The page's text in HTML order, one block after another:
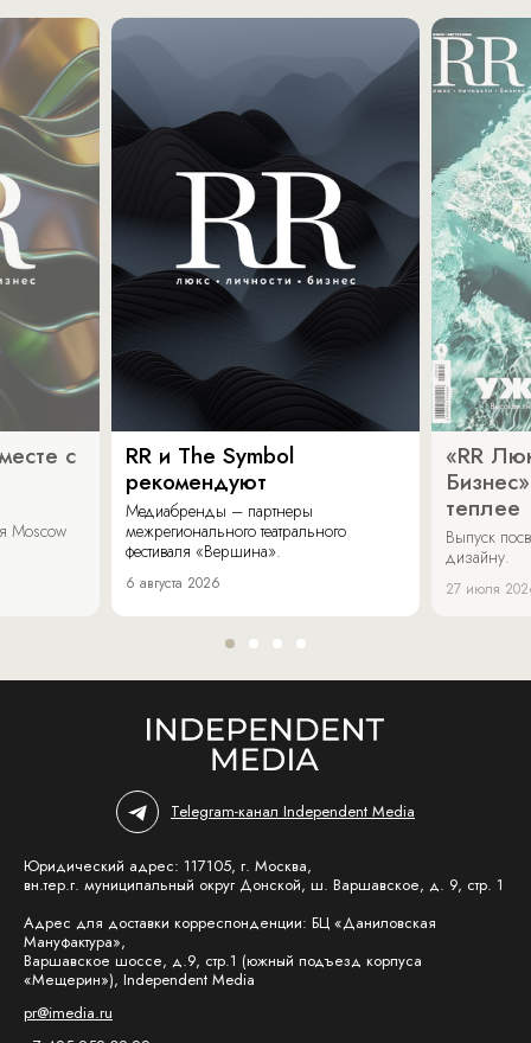
с
Moscow
RR и The Symbol
рекомендуют
Медиабренды – партнеры
межрегионального театрального
фестиваля «Вершина».
6 августа 2026
«RR
теплее
Выпуск
дизайну.
27 июля
Telegram-канал Independent Media
Юридический адрес: 117105, г. Москва,
вн.тер.г. муниципальный округ Донской, ш. Варшавское, д. 9, стр. 1
Адрес для доставки корреспонденции: БЦ «Даниловская
Мануфактура»,
Варшавское шоссе, д.9, стр.1 (южный подъезд корпуса
«Мещерин»), Independent Media
pr@imedia.ru